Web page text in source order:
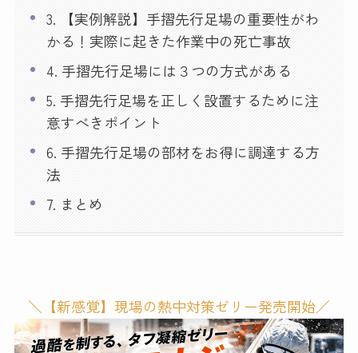
3. 【実例解説】手摺先行足場の重要性がわ
かる！実際に起きた作業中の死亡事故
4. 手摺先行足場には３つの方式がある
5. 手摺先行足場を正しく設置するために注
意すべきポイント
6. 手摺先行足場の部材をお得に調達する方
法
7. まとめ
＼【新感覚】現場の熱中対策ゼリー発売開始／